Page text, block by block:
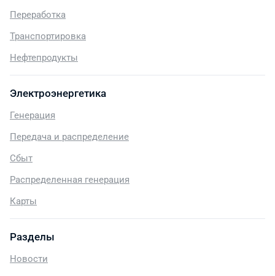
Переработка
Транспортировка
Нефтепродукты
Электроэнергетика
Генерация
Передача и распределение
Сбыт
Распределенная генерация
Карты
Разделы
Новости